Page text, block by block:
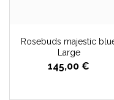
Rosebuds majestic
Large
145,00 €